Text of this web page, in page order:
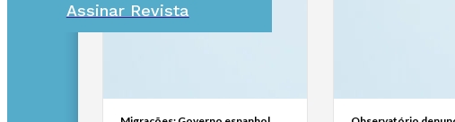
Assinar Revista